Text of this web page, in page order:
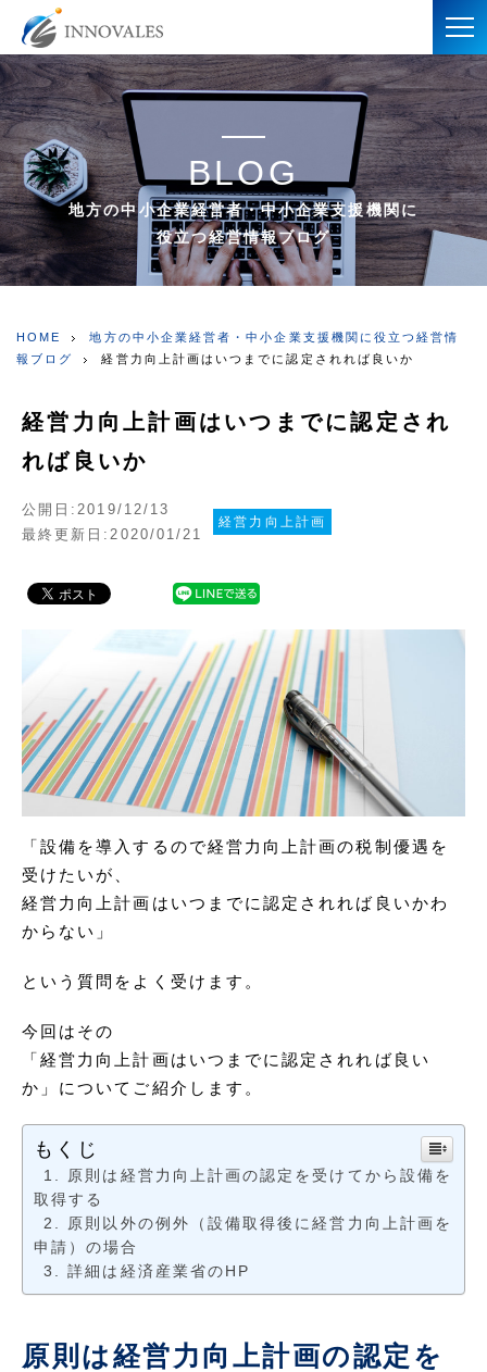
BLOG
地方の中小企業経営者・中小企業支援機関に
役立つ経営情報ブログ
HOME
地方の中小企業経営者・中小企業支援機関に役立つ経営情
報ブログ
経営力向上計画はいつまでに認定されれば良いか
経営力向上計画はいつまでに認定され
れば良いか
公開日:2019/12/13
最終更新日:2020/01/21
経営力向上計画
「設備を導入するので経営力向上計画の税制優遇を
受けたいが、
経営力向上計画はいつまでに認定されれば良いかわ
からない」
という質問をよく受けます。
今回はその
「経営力向上計画はいつまでに認定されれば良い
か」についてご紹介します。
もくじ
原則は経営力向上計画の認定を受けてから設備を
取得する
原則以外の例外（設備取得後に経営力向上計画を
申請）の場合
詳細は経済産業省のHP
原則は経営力向上計画の認定を